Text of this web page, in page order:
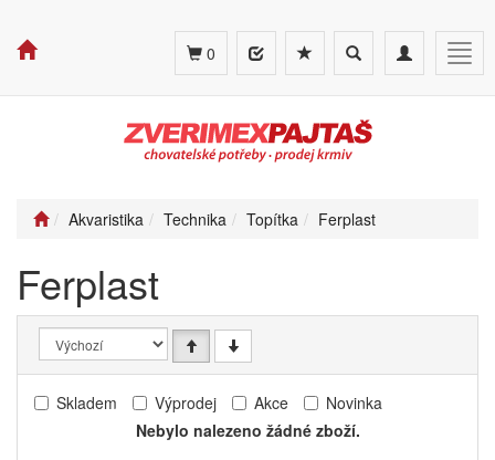
Toggle
navigation
Toggle
search
0
Akvaristika Technika Topítka Ferplast
Ferplast
Skladem Výprodej Akce
Novinka
Nebylo nalezeno žádné zboží.